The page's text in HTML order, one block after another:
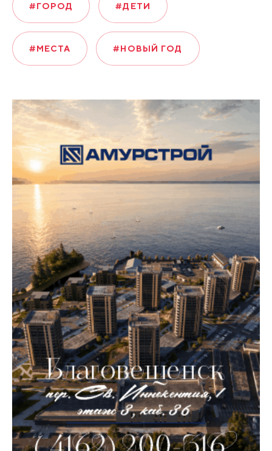
#ГОРОД #ДЕТИ
#МЕСТА #НОВЫЙ ГОД